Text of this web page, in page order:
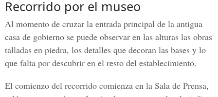
Recorrido por el museo
Al momento de cruzar la entrada principal de la antigua
casa de gobierno se puede observar en las alturas las obras
talladas en piedra, los detalles que decoran las bases y lo
que falta por descubrir en el resto del establecimiento.
El comienzo del recorrido comienza en la Sala de Prensa,